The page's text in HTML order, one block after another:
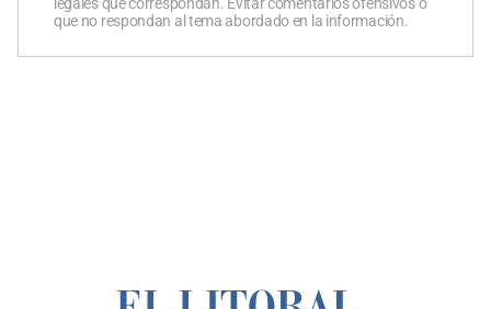
que no respondan al tema abordado en la información.